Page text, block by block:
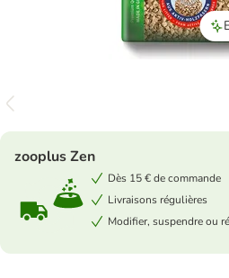
zooplus Zen
Dès 15 € de commande
Livraisons régulières
Modifier, suspendre ou